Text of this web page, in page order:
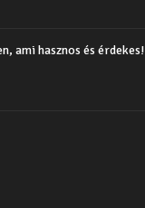
ami hasznos és érdekes!